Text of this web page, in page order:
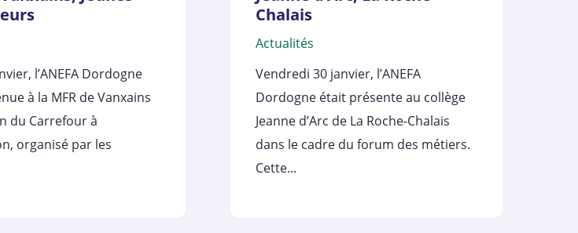
l’ANEFA Dordogne
à la MFR de Vanxains
du Carrefour à
organisé par les
Chalais
Actualités
Vendredi 30 janvier, l’ANEFA
Dordogne était présente au collège
Jeanne d’Arc de La Roche-Chalais
dans le cadre du forum des métiers.
Cette...